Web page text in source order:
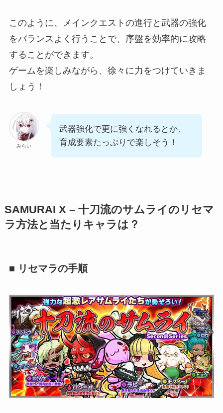
このように、メインクエストの進行と武器の強化
をバランスよく行うことで、序盤を効率的に攻略
することができます。
ゲームを楽しみながら、徐々に力をつけていきま
しょう！
みらい
武器強化で更に強くなれるとか、
育成要素たっぷりで楽しそう！
SAMURAI X – 十刀流のサムライのリセマ
ラ方法と当たりキャラは？
■ リセマラの手順